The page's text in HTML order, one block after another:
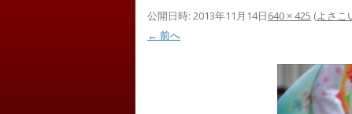
公開日時: 2013年11月14日640 × 425 (よさこ
← 前へ